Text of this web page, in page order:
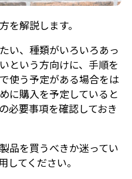
を解説します。
い、種類がいろいろあっ
という方向けに、手順を
使う予定がある場合をは
に購入を予定していると
必要事項を確認しておき
品を買うべきか迷ってい
してください。